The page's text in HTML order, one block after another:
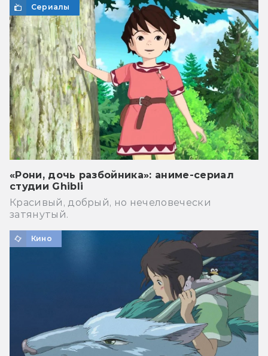
Сериалы
«Рони, дочь разбойника»: аниме-сериал
студии Ghibli
Красивый, добрый, но нечеловечески
затянутый.
Кино